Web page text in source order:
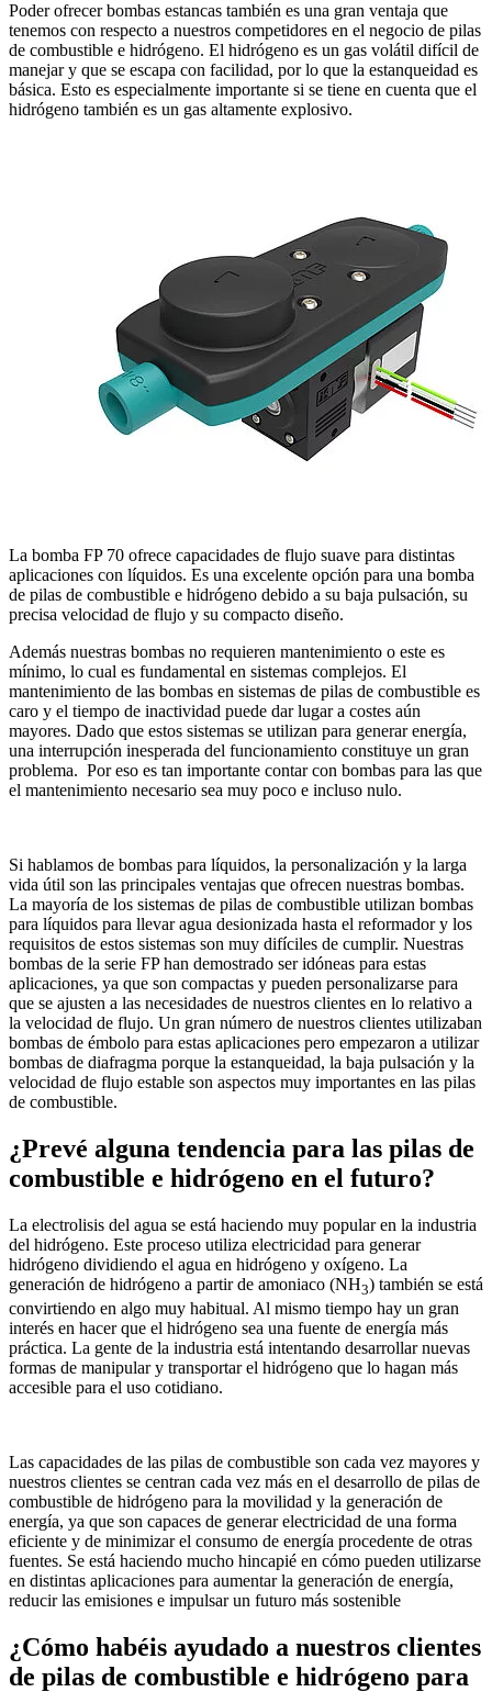
Poder ofrecer bombas estancas también es una gran ventaja que
tenemos con respecto a nuestros competidores en el negocio de pilas
de combustible e hidrógeno. El hidrógeno es un gas volátil difícil de
manejar y que se escapa con facilidad, por lo que la estanqueidad es
básica. Esto es especialmente importante si se tiene en cuenta que el
hidrógeno también es un gas altamente explosivo.
La bomba FP 70 ofrece capacidades de flujo suave para distintas
aplicaciones con líquidos. Es una excelente opción para una bomba
de pilas de combustible e hidrógeno debido a su baja pulsación, su
precisa velocidad de flujo y su compacto diseño.
Además nuestras bombas no requieren mantenimiento o este es
mínimo, lo cual es fundamental en sistemas complejos. El
mantenimiento de las bombas en sistemas de pilas de combustible es
caro y el tiempo de inactividad puede dar lugar a costes aún
mayores. Dado que estos sistemas se utilizan para generar energía,
una interrupción inesperada del funcionamiento constituye un gran
problema. Por eso es tan importante contar con bombas para las que
el mantenimiento necesario sea muy poco e incluso nulo.
Si hablamos de bombas para líquidos, la personalización y la larga
vida útil son las principales ventajas que ofrecen nuestras bombas.
La mayoría de los sistemas de pilas de combustible utilizan bombas
para líquidos para llevar agua desionizada hasta el reformador y los
requisitos de estos sistemas son muy difíciles de cumplir. Nuestras
bombas de la serie FP han demostrado ser idóneas para estas
aplicaciones, ya que son compactas y pueden personalizarse para
que se ajusten a las necesidades de nuestros clientes en lo relativo a
la velocidad de flujo. Un gran número de nuestros clientes utilizaban
bombas de émbolo para estas aplicaciones pero empezaron a utilizar
bombas de diafragma porque la estanqueidad, la baja pulsación y la
velocidad de flujo estable son aspectos muy importantes en las pilas
de combustible.
¿Prevé alguna tendencia para las pilas de
combustible e hidrógeno en el futuro?
La electrolisis del agua se está haciendo muy popular en la industria
del hidrógeno. Este proceso utiliza electricidad para generar
hidrógeno dividiendo el agua en hidrógeno y oxígeno. La
generación de hidrógeno a partir de amoniaco (NH3) también se está
convirtiendo en algo muy habitual. Al mismo tiempo hay un gran
interés en hacer que el hidrógeno sea una fuente de energía más
práctica. La gente de la industria está intentando desarrollar nuevas
formas de manipular y transportar el hidrógeno que lo hagan más
accesible para el uso cotidiano.
Las capacidades de las pilas de combustible son cada vez mayores y
nuestros clientes se centran cada vez más en el desarrollo de pilas de
combustible de hidrógeno para la movilidad y la generación de
energía, ya que son capaces de generar electricidad de una forma
eficiente y de minimizar el consumo de energía procedente de otras
fuentes. Se está haciendo mucho hincapié en cómo pueden utilizarse
en distintas aplicaciones para aumentar la generación de energía,
reducir las emisiones e impulsar un futuro más sostenible
¿Cómo habéis ayudado a nuestros clientes
de pilas de combustible e hidrógeno para